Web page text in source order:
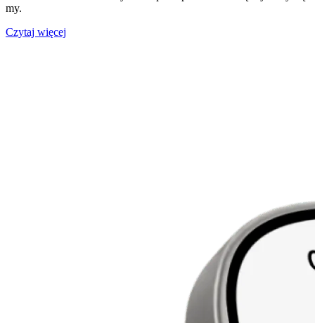
my.
Czytaj więcej